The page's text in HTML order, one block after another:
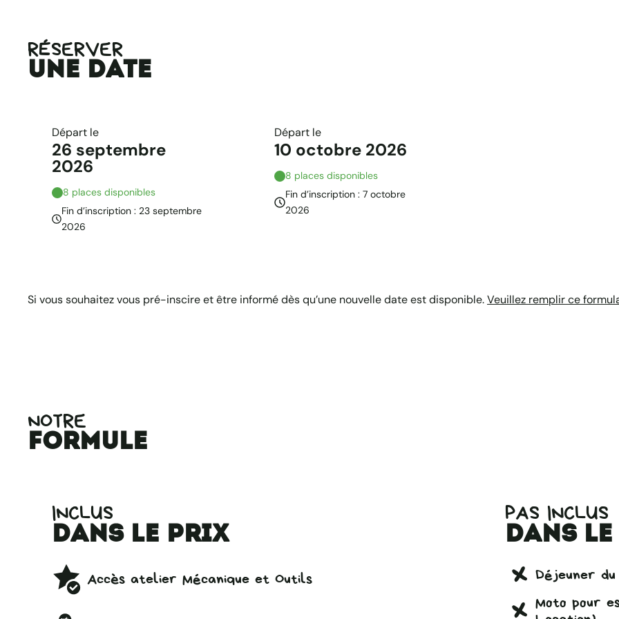
RÉSERVER
une date
Départ le
26 septembre
2026
8 places disponibles
Fin d’inscription : 23 septembre
2026
Départ le
10 octobre 2026
8 places disponibles
Fin d’inscription : 7 octobre
2026
Si vous souhaitez vous pré-inscire et être informé dès qu’une nouvelle date est disponible.Veuillez remplir ce
NOTRE
formule
INCLUS
dans le prix
Accès atelier Mécanique et Outils
PAS INCLUS
dans
Déjeuner du
Moto pour